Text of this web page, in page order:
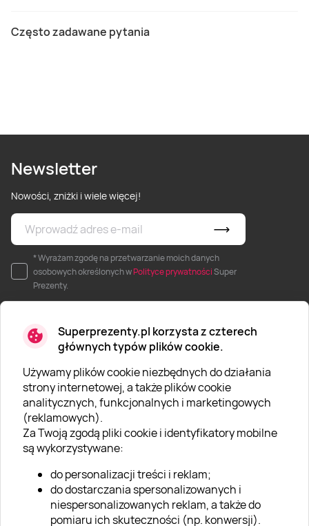
Superprezenty.pl korzysta z czterech
głównych typów plików cookie.
Używamy plików cookie niezbędnych do działania
strony internetowej, a także plików cookie
analitycznych, funkcjonalnych i marketingowych
(reklamowych).
Za Twoją zgodą pliki cookie i identyfikatory mobilne
są wykorzystywane:
do personalizacji treści i reklam;
do dostarczania spersonalizowanych i
niespersonalizowanych reklam, a także do
pomiaru ich skuteczności (np. konwersji).
Często zadawane pytania
Newsletter
Nowości, zniżki i wiele więcej!
* Wyrażam zgodę na przetwarzanie moich danych
osobowych określonych wPolityce prywatnościSuper
Prezenty.
O SUPERPREZENTY
O nas
Aktualności
Kariera w Super Prezentach